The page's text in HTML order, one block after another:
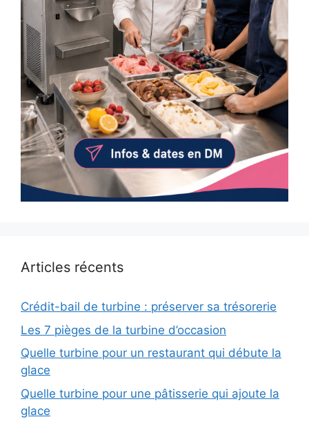
Articles récents
Crédit-bail de turbine : préserver sa trésorerie
Les 7 pièges de la turbine d’occasion
Quelle turbine pour un restaurant qui débute la
glace
Quelle turbine pour une pâtisserie qui ajoute la
glace